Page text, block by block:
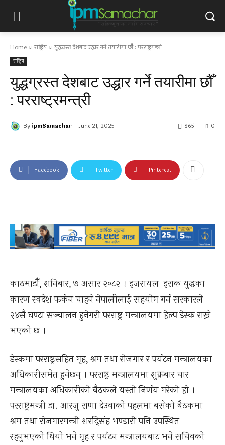
Home राष्ट्रिय युद्धग्रस्त देशबाट उद्धार गर्ने तयारीमा छौँ : परराष्ट्रमन्त्री
राष्ट्रिय
युद्धग्रस्त देशबाट उद्धार गर्ने तयारीमा छौँ
: परराष्ट्रमन्त्री
By ipmSamachar June 21, 2025 0
865
Facebook Twitter Pinterest
काठमाडौँ, शनिबार, ७ असार २०८२ । इजरायल-इराक युद्धका
कारण स्वदेश फर्कन चाहने नेपालीलाई सहयोग गर्न सरकारले
२४सै घण्टा सञ्चालन हुनेगरी परराष्ट्र मन्त्रालयमा हेल्प डेस्क राख्ने
भएको छ ।
डेस्कमा परराष्ट्रसहित गृह, श्रम तथा रोजगार र पर्यटन मन्त्रालयका
अधिकारीसमेत हुनेछन् । परराष्ट्र मन्त्रालयमा शुक्रबार चार
मन्त्रालयका अधिकारीको बैठकले यस्तो निर्णय गरेको हो ।
परराष्ट्रमन्त्री डा. आरजु राणा देउवाको पहलमा बसेको बैठकमा
श्रम तथा रोजगारमन्त्री शरद्सिंह भण्डारी पनि उपस्थित
रहनुभएको थियो भने गृह र पर्यटन मन्त्रालयबाट भने सचिवको